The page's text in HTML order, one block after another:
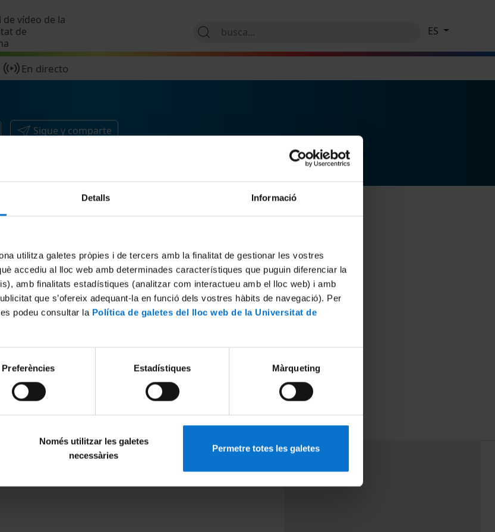
Detalls Informació
utilitza galetes pròpies i de tercers amb la finalitat de gestionar les vostres
accediu al lloc web amb determinades característiques que puguin diferenciar la
amb finalitats estadístiques (analitzar com interactueu amb el lloc web) i amb
que s’ofereix adequant-la en funció dels vostres hàbits de navegació). Per
podeu consultar la Política de galetes del lloc web de la Universitat de
Preferències Estadístiques Màrqueting
Només utilitzar les galetes
necessàries
Permetre totes les galetes
de vídeo de la
de
En directo
ES
Sigue y comparte
MENÚ PEU 1
Aviso legal
PEU 3